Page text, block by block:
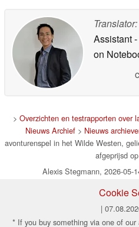
Translator:
Assistant
on
> Overzichten en testrapporten over
Nieuws Archief> Nieuws
avonturenspel in het Wilde Westen,
afgeprijsd
Alexis Stegmann, 2026-05-
Cookie
|
* If you buy something via one of